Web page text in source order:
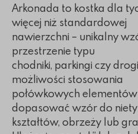
Arkonada to kostka dla
więcej niż standardowej
nawierzchni – unikalny
przestrzenie typu
chodniki, parkingi czy
możliwości stosowania
połówkowych elementów
dopasować wzór do
kształtów, obrzeży lub